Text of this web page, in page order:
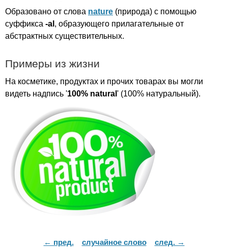
Образовано от слова nature (природа) с помощью
суффикса -al , образующего прилагательные от
абстрактных существительных.
Примеры из жизни
На косметике, продуктах и прочих товарах вы могли
видеть надпись '100% natural ' (100% натуральный).
← пред. случайное слово след. →